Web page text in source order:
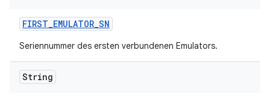
FIRST_EMULATOR_SN
Seriennummer des ersten verbundenen Emulators.
String